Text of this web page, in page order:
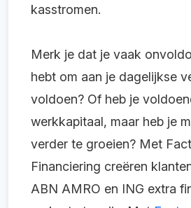
kasstromen.
Merk je dat je vaak
hebt om aan je dagelijkse
voldoen? Of heb je
werkkapitaal, maar heb je
verder te groeien? Met
Financiering creëren
ABN AMRO en ING extra